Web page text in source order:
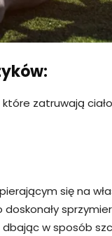
zatruwają
się na
w sposób